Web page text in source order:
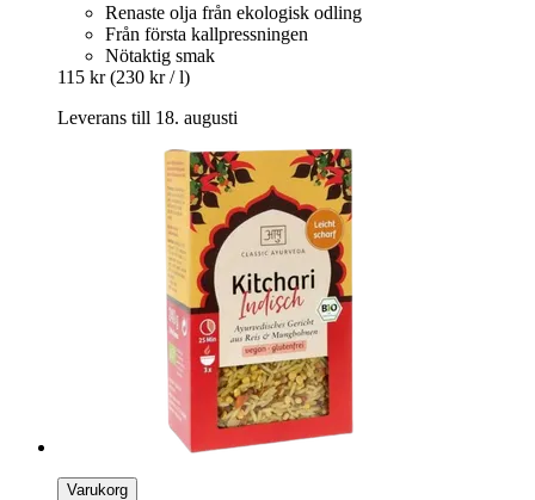
Renaste olja från ekologisk odling
Från första kallpressningen
Nötaktig smak
115 kr (230 kr / l)
Leverans till 18. augusti
Varukorg